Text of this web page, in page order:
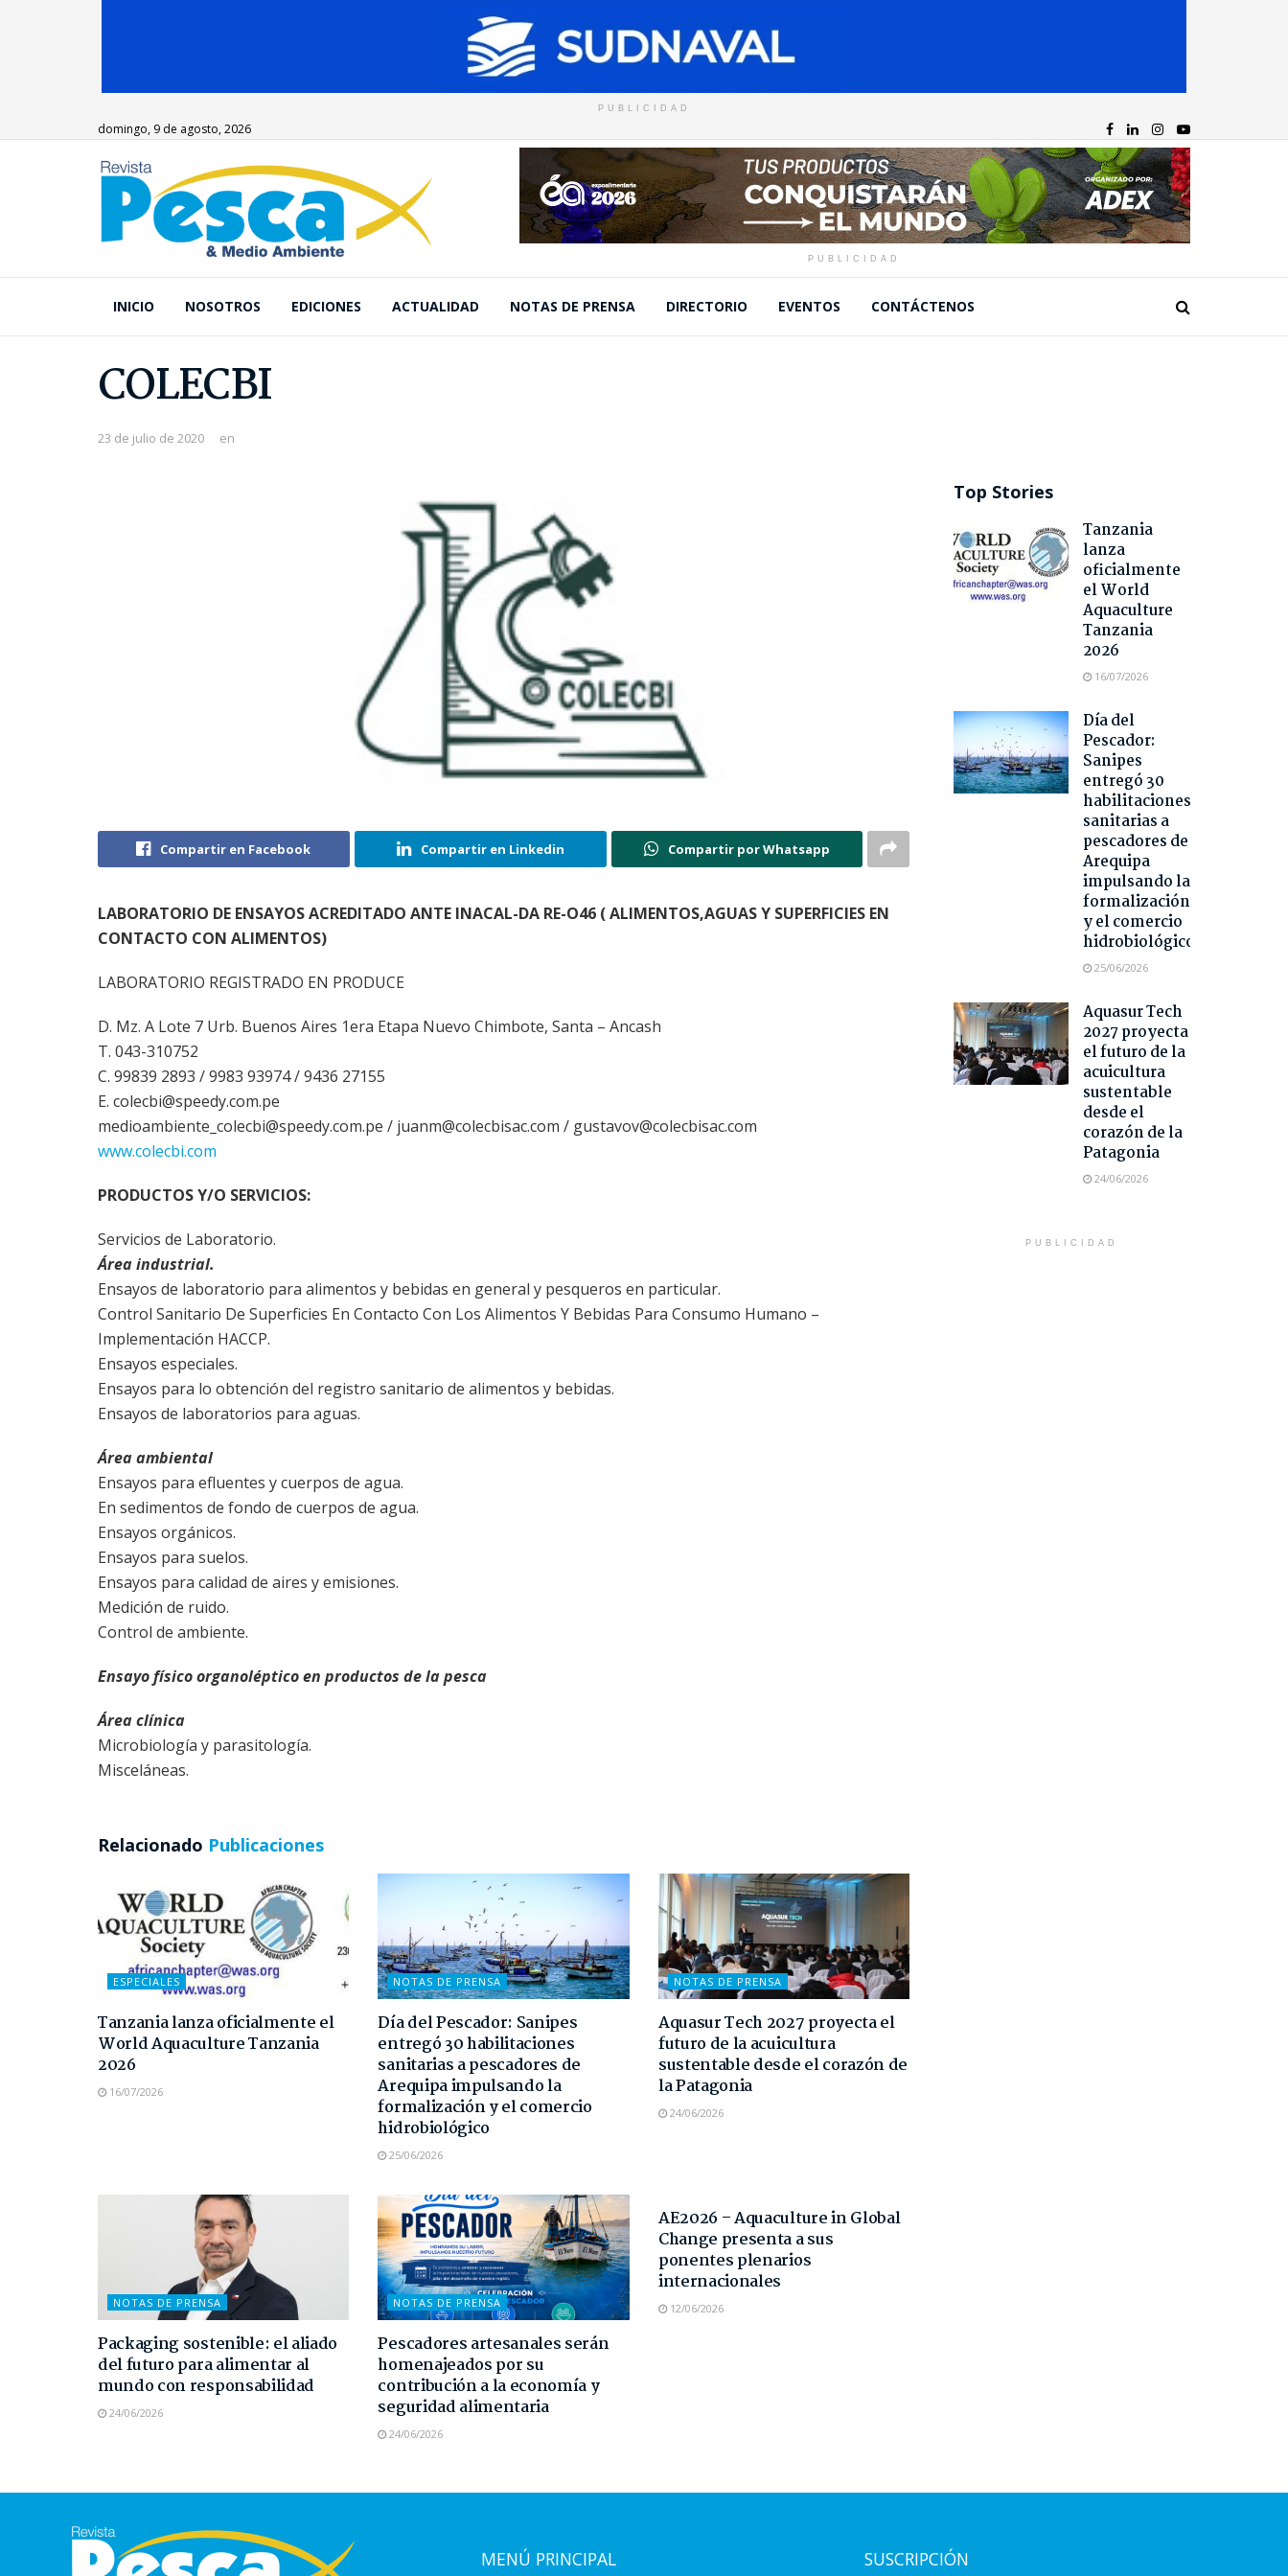
PUBLICIDAD
domingo, 9 de agosto, 2026
PUBLICIDAD
INICIO NOSOTROS EDICIONES ACTUALIDAD NOTAS DE PRENSA DIRECTORIO EVENTOS CONTÁCTENOS
COLECBI
23 de julio de 2020 en
Compartir en Facebook Compartir en Linkedin Compartir por Whatsapp
LABORATORIO DE ENSAYOS ACREDITADO ANTE INACAL-DA RE-O46 ( ALIMENTOS,AGUAS Y SUPERFICIES EN
CONTACTO CON ALIMENTOS)
LABORATORIO REGISTRADO EN PRODUCE
D. Mz. A Lote 7 Urb. Buenos Aires 1era Etapa Nuevo Chimbote, Santa – Ancash
T. 043-310752
C. 99839 2893 / 9983 93974 / 9436 27155
E. colecbi@speedy.com.pe
medioambiente_colecbi@speedy.com.pe / juanm@colecbisac.com / gustavov@colecbisac.com
www.colecbi.com
PRODUCTOS Y/O SERVICIOS:
Servicios de Laboratorio.
Área industrial.
Ensayos de laboratorio para alimentos y bebidas en general y pesqueros en particular.
Control Sanitario De Superficies En Contacto Con Los Alimentos Y Bebidas Para Consumo Humano –
Implementación HACCP.
Ensayos especiales.
Ensayos para lo obtención del registro sanitario de alimentos y bebidas.
Ensayos de laboratorios para aguas.
Área ambiental
Ensayos para efluentes y cuerpos de agua.
En sedimentos de fondo de cuerpos de agua.
Ensayos orgánicos.
Ensayos para suelos.
Ensayos para calidad de aires y emisiones.
Medición de ruido.
Control de ambiente.
Ensayo físico organoléptico en productos de la pesca
Área clínica
Microbiología y parasitología.
Misceláneas.
Relacionado Publicaciones
ESPECIALES
Tanzania lanza oficialmente el
World Aquaculture Tanzania
2026
16/07/2026
NOTAS DE PRENSA
Día del Pescador: Sanipes
entregó 30 habilitaciones
sanitarias a pescadores de
Arequipa impulsando la
formalización y el comercio
hidrobiológico
25/06/2026
NOTAS DE PRENSA
Aquasur Tech 2027 proyecta el
futuro de la acuicultura
sustentable desde el corazón de
la Patagonia
24/06/2026
NOTAS DE PRENSA
Packaging sostenible: el aliado
del futuro para alimentar al
mundo con responsabilidad
24/06/2026
NOTAS DE PRENSA
Pescadores artesanales serán
homenajeados por su
contribución a la economía y
seguridad alimentaria
24/06/2026
AE2026 – Aquaculture in Global
Change presenta a sus
ponentes plenarios
internacionales
12/06/2026
Top Stories
Tanzania
lanza
oficialmente
el World
Aquaculture
Tanzania
2026
16/07/2026
Día del
Pescador:
Sanipes
entregó 30
habilitaciones
sanitarias a
pescadores de
Arequipa
impulsando la
formalización
y el comercio
hidrobiológico
25/06/2026
Aquasur Tech
2027 proyecta
el futuro de la
acuicultura
sustentable
desde el
corazón de la
Patagonia
24/06/2026
PUBLICIDAD
MENÚ PRINCIPAL SUSCRIPCIÓN